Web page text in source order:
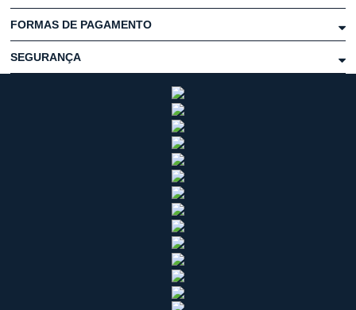
FORMAS DE PAGAMENTO
SEGURANÇA